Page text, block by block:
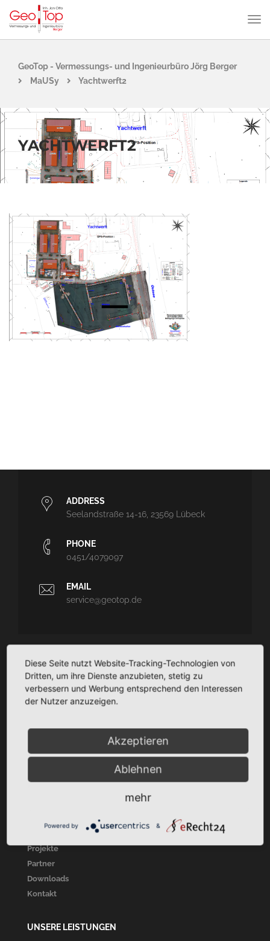
GeoTop - Vermessungs- und Ingenieurbüro Jörg Berger
MaUSy
Yachtwerft2
YACHTWERFT2
ADDRESS
Seelandstraße 14-16, 23569 Lübeck
PHONE
0451/4079097
EMAIL
service@geotop.de
GEOTOP
Ingenieurvermessung und Architekturvermessung - CAD-
Planungssupport - Dokumentation
Liegenschaftsmanagement
SITEMAP
Unsere Leistungen
Projekte
Partner
Downloads
Kontakt
UNSERE LEISTUNGEN
Diese Seite nutzt Website-Tracking-Technologien von
Dritten, um ihre Dienste anzubieten, stetig zu
verbessern und Werbung entsprechend den Interessen
der Nutzer anzuzeigen.
Akzeptieren
Ablehnen
mehr
Powered by &